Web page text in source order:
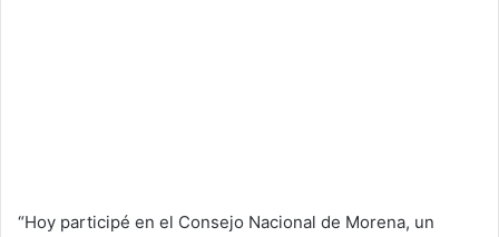
“Hoy participé en el Consejo Nacional de Morena, un